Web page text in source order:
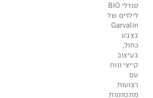
סנדלי BIO
לילדים של
Garvalin
בצבע
כחול,
בעיצוב
קייצי ונוח
עם
רצועות
מתכווננות